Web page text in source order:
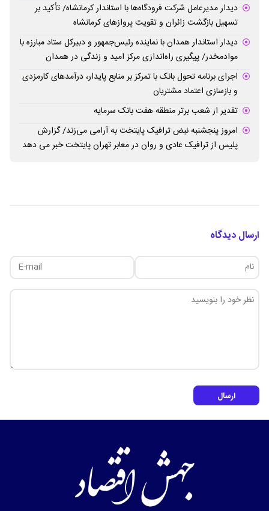
دیدار مدیرعامل شرکت فرودگاه‌ها با استاندار کرمانشاه/ تأکید بر
تسهیل بازگشت زائران و تقویت پروازهای کرمانشاه
دیدار استاندار همدان با نماینده رئیس‌جمهور و دبیرکل ستاد مبارزه با
موادمخدر/ پیگیری راه‌اندازی مرکز امید و زندگی در همدان
اجرای برنامه تحول بانک با تمرکز بر منابع پایدار، درآمدهای کارمزدی
و بازسازی اعتماد مشتریان
تقدیر از شعب برتر منطقه هفت بانک سرمایه
امروز پنجشنبه نبض ترافیک پایتخت به آرامی می‌زند/ گزارش
پلیس از ترافیک عادی و روان در معابر تهران پایتخت خبر می دهد
ارسال دیدگاه
ارسال